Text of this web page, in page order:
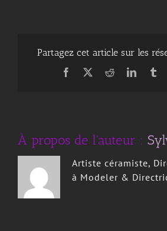
Partagez cet article sur les
Facebook Reddit
À propos de l'auteur :
Artiste céramiste,
à Modeler &